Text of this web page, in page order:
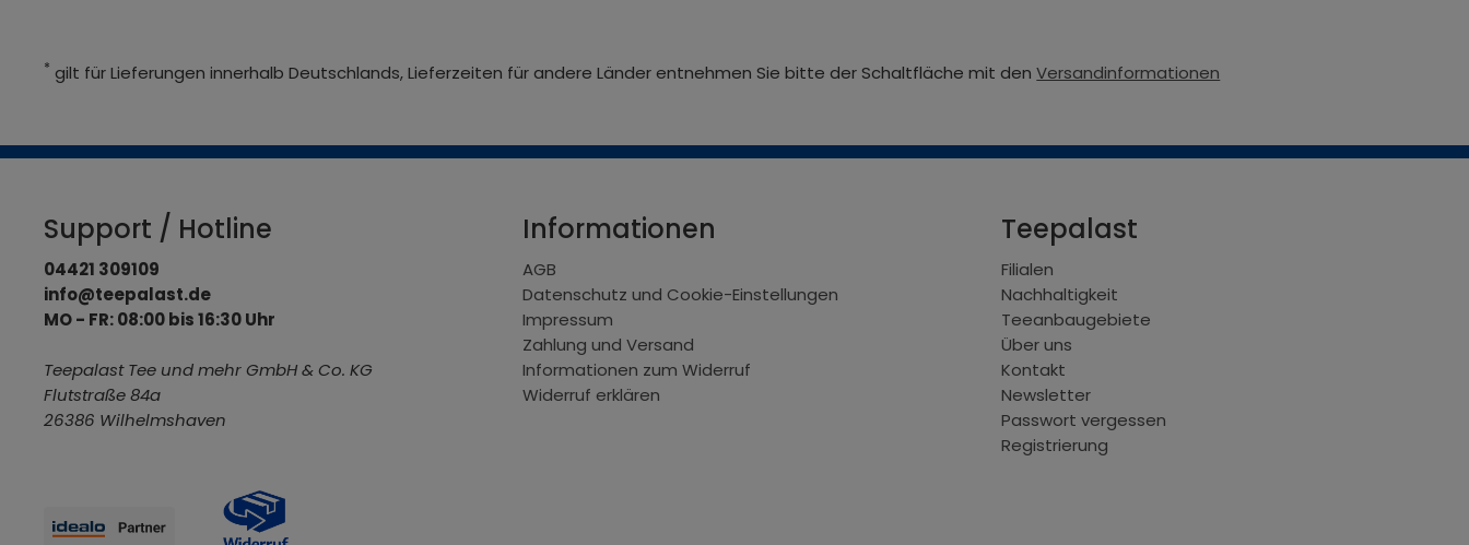
* gilt für Lieferungen innerhalb Deutschlands, Lieferzeiten für andere Länder entnehmen Sie bitte der Schaltfläche mit denVersandinformationen
Support / Hotline
04421 309109
info@teepalast.de
MO - FR: 08:00 bis 16:30 Uhr
Teepalast Tee und mehr GmbH & Co. KG
Flutstraße 84a
26386 Wilhelmshaven
Informationen
AGB
Datenschutz und Cookie-Einstellungen
Impressum
Zahlung und Versand
Informationen zum Widerruf
Widerruf erklären
Teepalast
Filialen
Nachhaltigkeit
Teeanbaugebiete
Über uns
Kontakt
Newsletter
Passwort vergessen
Registrierung